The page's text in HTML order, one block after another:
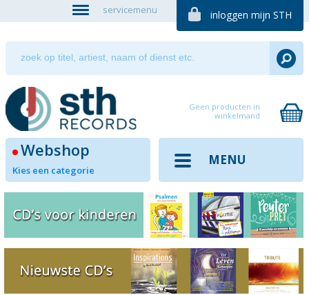
servicemenu inloggen mijn STH
Geen producten in
winkelmand
Webshop
Kies een categorie
MENU